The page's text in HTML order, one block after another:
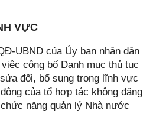
VỰC
UBND của Ủy ban nhân dân
công bố Danh mục thủ tục
đổi, bổ sung trong lĩnh vực
của tổ hợp tác không đăng
năng quản lý Nhà nước